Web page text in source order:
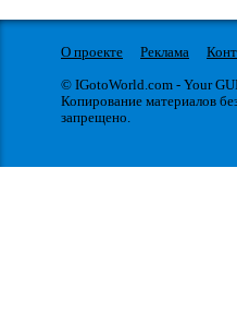
О проекте Реклама
© IGotoWorld.com - Your
Копирование материалов
запрещено.